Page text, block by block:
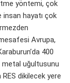
yöntemi, çok
hayatı çok
Avrupa,
400
uğultusunu
dikilecek yere